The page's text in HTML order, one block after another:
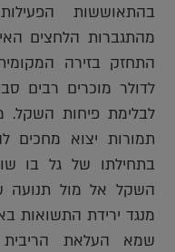
בהתאוששות
מהתגברות הלחצים
לבלימת פיחות השקל.
תמורות יצוא מחכים
בתחילתו של גל בו
השקל אל מול תנועה
מנגד ירידת התשואות
שמא העלאת